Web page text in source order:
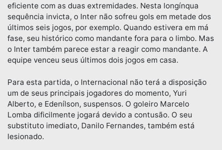
eficiente com as duas extremidades. Nesta longínqua
sequência invicta, o Inter não sofreu gols em metade dos
últimos seis jogos, por exemplo. Quando estivera em má
fase, seu histórico como mandante fora para o limbo. Mas
o Inter também parece estar a reagir como mandante. A
equipe venceu seus últimos dois jogos em casa.
Para esta partida, o Internacional não terá a disposição
um de seus principais jogadores do momento, Yuri
Alberto, e Edenílson, suspensos. O goleiro Marcelo
Lomba dificilmente jogará devido a contusão. O seu
substituto imediato, Danilo Fernandes, também está
lesionado.